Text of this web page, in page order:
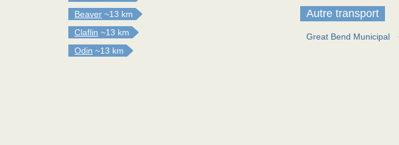
Beaver ~13 km
Claflin ~13 km
Odin ~13 km
Autre transport
Great Bend Municipal